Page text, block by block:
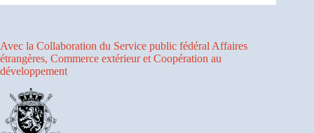
Avec la Collaboration du Service public fédéral Affaires
étrangères, Commerce extérieur et Coopération au
développement